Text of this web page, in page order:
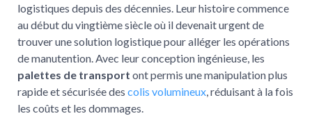
logistiques depuis des décennies. Leur histoire commence
au début du vingtième siècle où il devenait urgent de
trouver une solution logistique pour alléger les opérations
de manutention. Avec leur conception ingénieuse, les
palettes de transport ont permis une manipulation plus
rapide et sécurisée des colis volumineux, réduisant à la fois
les coûts et les dommages.